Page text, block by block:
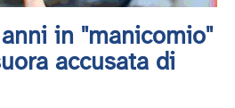
in "manicomio"
accusata di